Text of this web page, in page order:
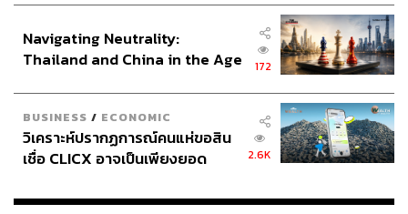
Navigating Neutrality:
Thailand and China in the Age
172
BUSINESS / ECONOMIC
วิเคราะห์ปรากฏการณ์คนแห่ขอสิน
เชื่อ CLICX อาจเป็นเพียงยอด
เรือนไทยที่ถูกซุกไว้
2.6K